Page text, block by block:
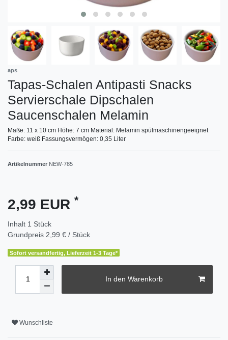
aps
Tapas-Schalen Antipasti Snacks
Servierschale Dipschalen
Saucenschalen Melamin
Maße: 11 x 10 cm Höhe: 7 cm Material: Melamin spülmaschinengeeignet
Farbe: weiß Fassungsvermögen: 0,35 Liter
Artikelnummer NEW-785
2,99 EUR *
Inhalt 1 Stück
Grundpreis 2,99 € / Stück
Sofort versandfertig, Lieferzeit 1-3 Tage*
In den Warenkorb
Wunschliste